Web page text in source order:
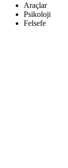
Araçlar
Psikoloji
Felsefe